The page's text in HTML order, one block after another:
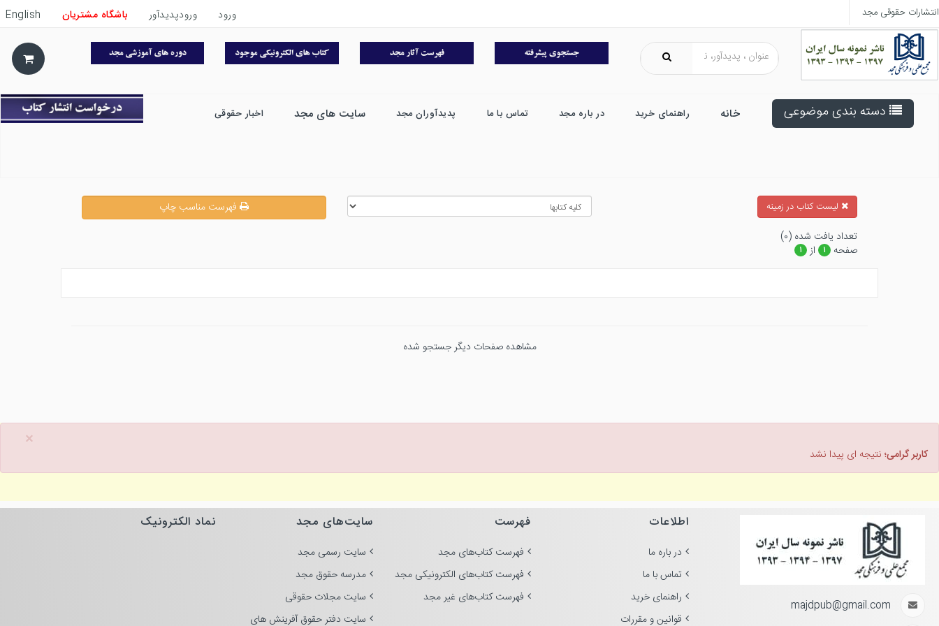
انتشارات حقوقی مجد ورود ورودپدیدآور باشگاه مشتریان English
دسته بندی موضوعی خانه راهنمای خرید در باره مجد تماس با ما پدیدآوران مجد سایت های مجد اخبار حقوقی
ليست كتاب در زمينه
فهرست مناسب چاپ
تعداد يافت شده (۰)
صفحه
۱ از ۱
مشاهده صفحات دیگر جستجو شده
×
کاربر گرامی؛ نتیجه ای پیدا نشد
majdpub@gmail.com
اطلاعات
در باره ما
تماس با ما
راهنمای خرید
قوانین و مقررات
فهرست
فهرست کتاب‌های مجد
فهرست کتاب‌های الکترونیکی مجد
فهرست کتاب‌های غیر مجد
سایت‌های مجد
سایت رسمی مجد
مدرسه حقوق مجد
سایت مجلات حقوقی
سایت دفتر حقوق آفرینش های
نماد الکترونیک